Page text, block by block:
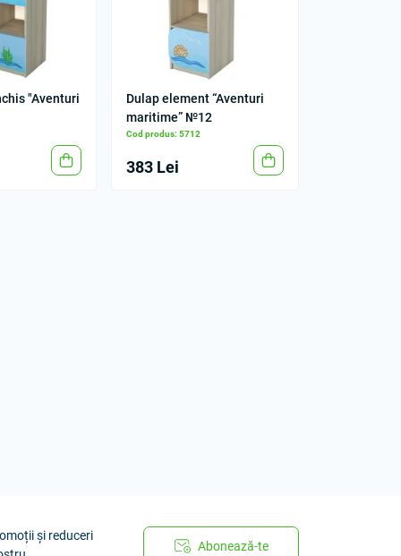
"Aventuri
Dulap element “Aventuri
maritime” №12
Cod produs: 5712
383 Lei
și reduceri
Abonează-te